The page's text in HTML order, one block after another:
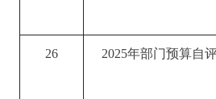
26 2025年部门预算自